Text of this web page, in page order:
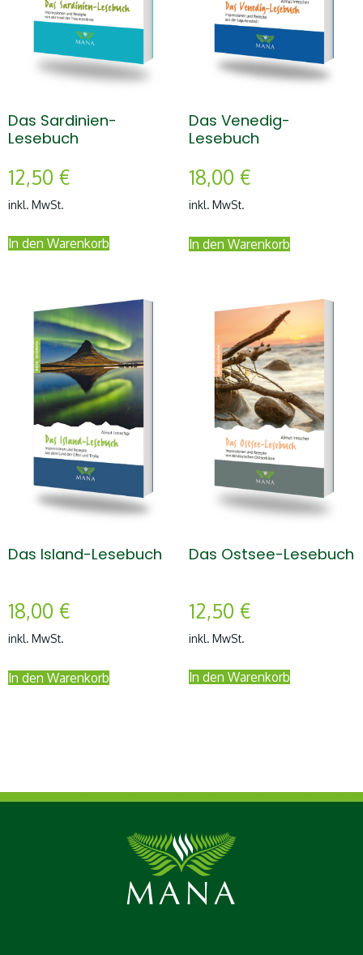
Das Sardinien-
Lesebuch
12,50 €
inkl. MwSt.
In den Warenkorb
Das Venedig-
Lesebuch
18,00 €
inkl. MwSt.
In den Warenkorb
Das Island-Lesebuch
18,00 €
inkl. MwSt.
In den Warenkorb
Das Ostsee-Lesebuch
12,50 €
inkl. MwSt.
In den Warenkorb